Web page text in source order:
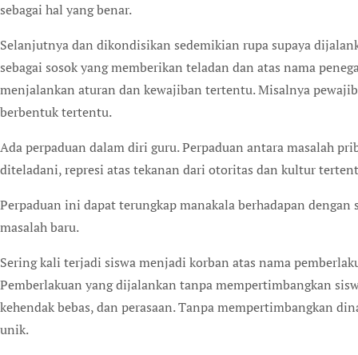
sebagai hal yang benar.
Selanjutnya dan dikondisikan sedemikian rupa supaya
sebagai sosok yang memberikan teladan dan atas nama
menjalankan aturan dan kewajiban tertentu. Misalnya
berbentuk tertentu.
Ada perpaduan dalam diri guru. Perpaduan antara masalah
diteladani, represi atas tekanan dari otoritas dan kultur
Perpaduan ini dapat terungkap manakala berhadapan
masalah baru.
Sering kali terjadi siswa menjadi korban atas nama
Pemberlakuan yang dijalankan tanpa mempertimbangkan
kehendak bebas, dan perasaan. Tanpa mempertimbangkan
unik.